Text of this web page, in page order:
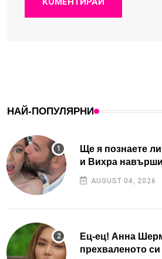
НАЙ-ПОПУЛЯРНИ
Ще я познаете
и Вихра
AUGUST 04, 2026
Ец-ец! Анна
прехваленото